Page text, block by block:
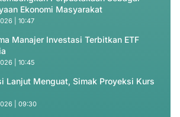
Ekonomi Masyarakat
| 10:47
Manajer Investasi Terbitkan ETF
| 10:45
Lanjut Menguat, Simak Proyeksi Kurs
| 09:30